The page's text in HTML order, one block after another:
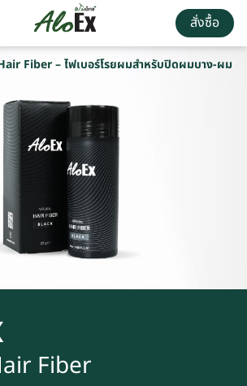
สั่งซื้อ
Fiber – ไฟเบอร์โรยผมสำหรับปิดผมบาง-ผม
Fiber